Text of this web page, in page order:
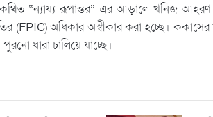
“ন্যায্য রূপান্তর” এর আড়ালে খনিজ আহরণ
(FPIC) অধিকার অস্বীকার করা হচ্ছে।
ধারা চালিয়ে যাচ্ছে।